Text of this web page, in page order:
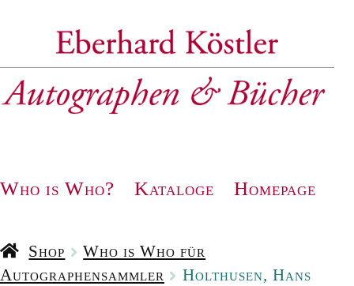
Navigation
Who is Who? Kataloge Homepage
Shop
Who is Who für
Autographensammler
Holthusen, Hans